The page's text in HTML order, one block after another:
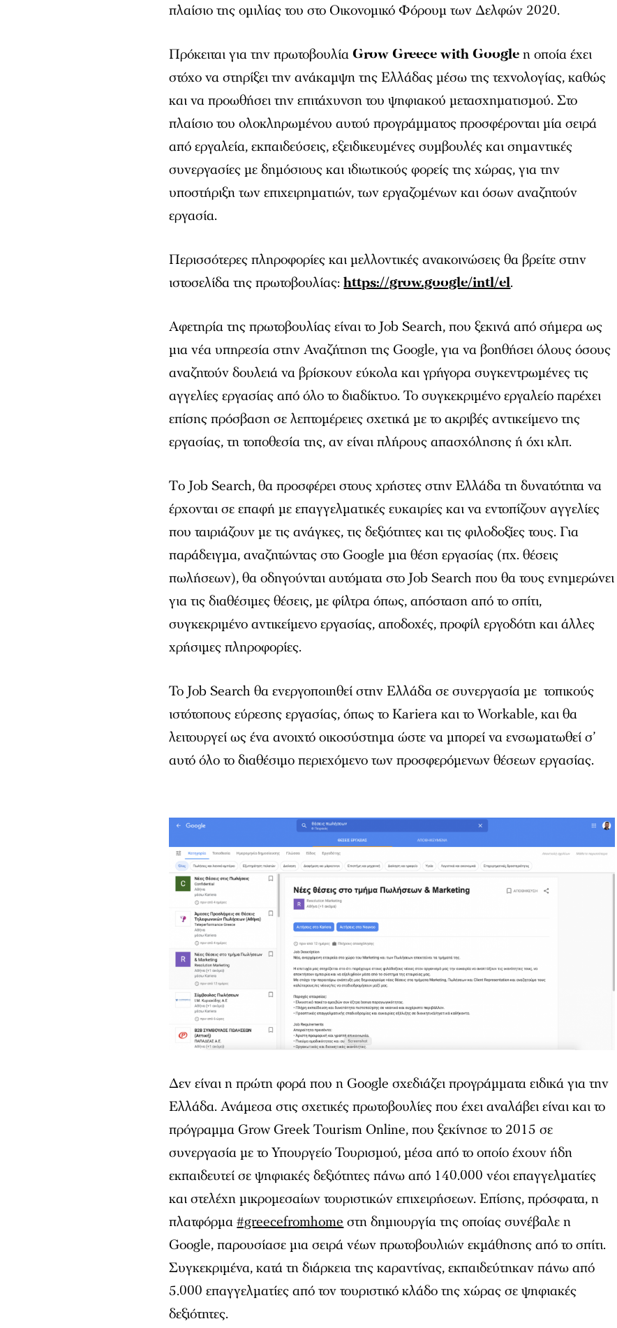
πλαίσιο της ομιλίας του στο Οικονομικό Φόρουμ των Δελφών 2020.
Πρόκειται για την πρωτοβουλίαGrow Greece with Googleη οποία έχει
στόχο να στηρίξει την ανάκαμψη της Ελλάδας μέσω της τεχνολογίας, καθώς
και να προωθήσει την επιτάχυνση του ψηφιακού μετασχηματισμού. Στο
πλαίσιο του ολοκληρωμένου αυτού προγράμματος προσφέρονται μία σειρά
από εργαλεία, εκπαιδεύσεις, εξειδικευμένες συμβουλές και σημαντικές
συνεργασίες με δημόσιους και ιδιωτικούς φορείς της χώρας, για την
υποστήριξη των επιχειρηματιών, των εργαζομένων και όσων αναζητούν
εργασία.
Περισσότερες πληροφορίες και μελλοντικές ανακοινώσεις θα βρείτε στην
ιστοσελίδα της πρωτοβουλίας:https://grow.google/intl/el.
Αφετηρία της πρωτοβουλίας είναι το Job Search, που ξεκινά από σήμερα ως
μια νέα υπηρεσία στην Αναζήτηση της Google, για να βοηθήσει όλους όσους
αναζητούν δουλειά να βρίσκουν εύκολα και γρήγορα συγκεντρωμένες τις
αγγελίες εργασίας από όλο το διαδίκτυο. Το συγκεκριμένο εργαλείο παρέχει
επίσης πρόσβαση σε λεπτομέρειες σχετικά με το ακριβές αντικείμενο της
εργασίας, τη τοποθεσία της, αν είναι πλήρους απασχόλησης ή όχι κλπ.
Tο Job Search, θα προσφέρει στους χρήστες στην Ελλάδα τη δυνατότητα να
έρχονται σε επαφή με επαγγελματικές ευκαιρίες και να εντοπίζουν αγγελίες
που ταιριάζουν με τις ανάγκες, τις δεξιότητες και τις φιλοδοξίες τους. Για
παράδειγμα, αναζητώντας στο Google μια θέση εργασίας (πχ. θέσεις
πωλήσεων), θα οδηγούνται αυτόματα στο Job Search που θα τους ενημερώνει
για τις διαθέσιμες θέσεις, με φίλτρα όπως, απόσταση από το σπίτι,
συγκεκριμένο αντικείμενο εργασίας, αποδοχές, προφίλ εργοδότη και άλλες
χρήσιμες πληροφορίες.
Το Job Search θα ενεργοποιηθεί στην Ελλάδα σε συνεργασία με τοπικούς
ιστότοπους εύρεσης εργασίας, όπως το Kariera και το Workable, και θα
λειτουργεί ως ένα ανοιχτό οικοσύστημα ώστε να μπορεί να ενσωματωθεί σ’
αυτό όλο το διαθέσιμο περιεχόμενο των προσφερόμενων θέσεων εργασίας.
Δεν είναι η πρώτη φορά που η Google σχεδιάζει προγράμματα ειδικά για την
Ελλάδα. Ανάμεσα στις σχετικές πρωτοβουλίες που έχει αναλάβει είναι και το
πρόγραμμα Grow Greek Tourism Online, που ξεκίνησε το 2015 σε
συνεργασία με το Υπουργείο Τουρισμού, μέσα από το οποίο έχουν ήδη
εκπαιδευτεί σε ψηφιακές δεξιότητες πάνω από 140.000 νέοι επαγγελματίες
και στελέχη μικρομεσαίων τουριστικών επιχειρήσεων. Επίσης, πρόσφατα, η
πλατφόρμα#greecefromhome στη δημιουργία της οποίας συνέβαλε η
Google, παρουσίασε μια σειρά νέων πρωτοβουλιών εκμάθησης από το σπίτι.
Συγκεκριμένα, κατά τη διάρκεια της καραντίνας, εκπαιδεύτηκαν πάνω από
5.000 επαγγελματίες από τον τουριστικό κλάδο της χώρας σε ψηφιακές
δεξιότητες.